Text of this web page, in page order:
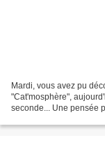
Mardi, vous avez pu
"Cat'mosphère",
seconde... Une pensée